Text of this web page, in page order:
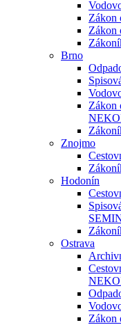
Zákon
Zákon
Brno
Zákon
Znojmo
Hodonín
Ostrava
Zákon